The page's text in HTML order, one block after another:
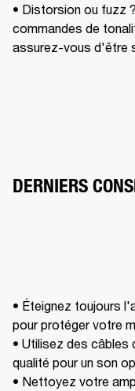
• Distorsion ou fuzz
commandes de
assurez-vous d'être
DERNIERS
• Éteignez toujours
pour protéger votre
• Utilisez des câbles
qualité pour un son
• Nettoyez votre